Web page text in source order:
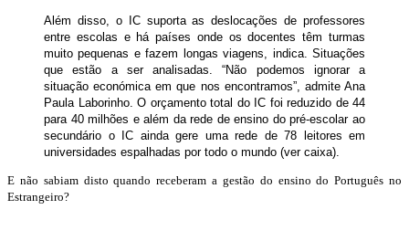
Além disso, o IC suporta as deslocações de professores
entre escolas e há países onde os docentes têm turmas
muito pequenas e fazem longas viagens, indica. Situações
que estão a ser analisadas. “Não podemos ignorar a
situação económica em que nos encontramos”, admite Ana
Paula Laborinho. O orçamento total do IC foi reduzido de 44
para 40 milhões e além da rede de ensino do pré-escolar ao
secundário o IC ainda gere uma rede de 78 leitores em
universidades espalhadas por todo o mundo (ver caixa).
E não sabiam disto quando receberam a gestão do ensino do Português no
Estrangeiro?